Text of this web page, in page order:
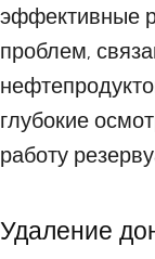
эффективные
проблем,
глубокие
работу
Удаление